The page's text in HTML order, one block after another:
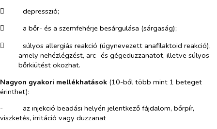
​
depresszió;
​
a bőr- és a szemfehérje besárgulása (sárgaság);
​
súlyos allergiás reakció (úgynevezett anafilaktoid reakció),
amely nehézlégzést, arc- és gégeduzzanatot, illetve súlyos
bőrkiütést okozhat.
Nagyon gyakori mellékhatások (10-ből több mint 1 beteget
érinthet):
-​
az injekció beadási helyén jelentkező fájdalom, bőrpír,
viszketés, irritáció vagy duzzanat